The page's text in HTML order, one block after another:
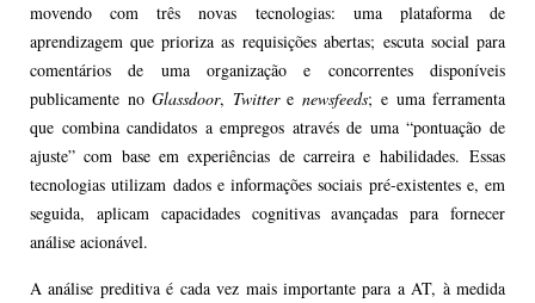
movendo com três novas tecnologias: uma plataforma de
aprendizagem que prioriza as requisições abertas; escuta social para
comentários de uma organização e concorrentes disponíveis
publicamente no Glassdoor, Twittere newsfeeds; e uma ferramenta
que combina candidatos a empregos através de uma “pontuação de
ajuste” com base em experiências de carreira e habilidades. Essas
tecnologias utilizam dados e informações sociais pré-existentes e, em
seguida, aplicam capacidades cognitivas avançadas para fornecer
análise acionável.
A análise preditiva é cada vez mais importante para a AT, à medida